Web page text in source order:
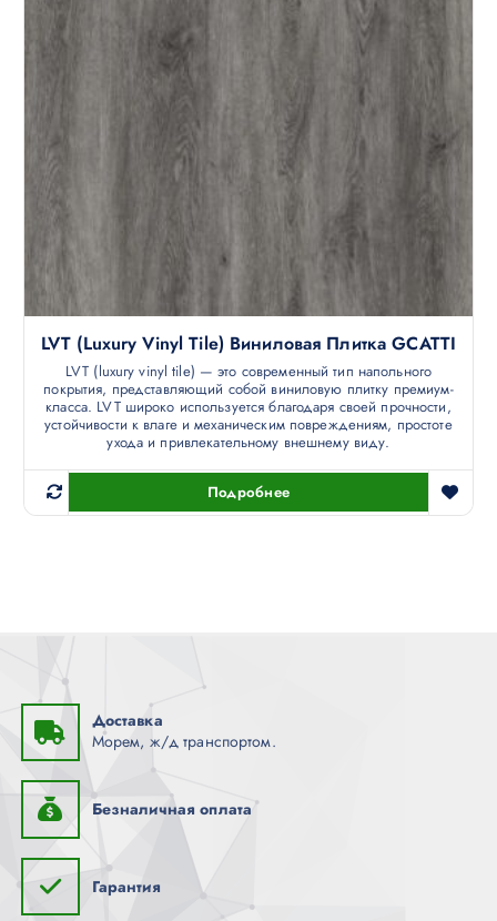
LVT (luxury Vinyl Tile) Виниловая Плитка GCATTI
LVT (luxury vinyl tile) — это современный тип напольного
покрытия, представляющий собой виниловую плитку премиум-
класса. LVT широко используется благодаря своей прочности,
устойчивости к влаге и механическим повреждениям, простоте
ухода и привлекательному внешнему виду.
Подробнее
Доставка
Морем, ж/д транспортом.
Безналичная оплата
Гарантия